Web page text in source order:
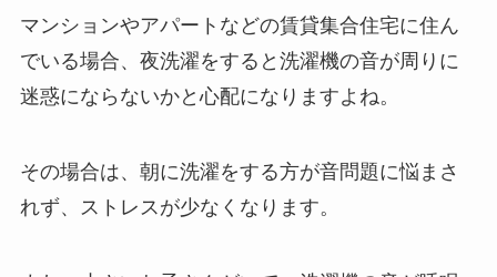
マンションやアパートなどの賃貸集合住宅に住ん
でいる場合、夜洗濯をすると洗濯機の音が周りに
迷惑にならないかと心配になりますよね。
その場合は、朝に洗濯をする方が音問題に悩まさ
れず、ストレスが少なくなります。